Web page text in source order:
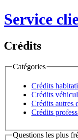
Service
Crédits
Catégories
Crédits
Crédits
Crédits autres
Crédits
Questions les plus